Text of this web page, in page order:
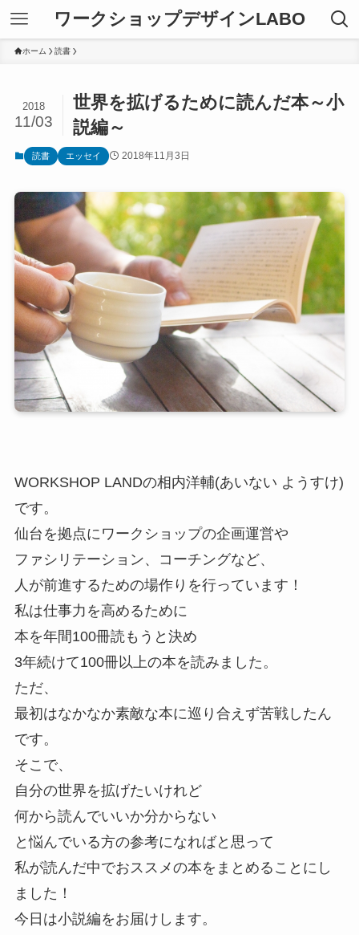
ワークショップデザインLABO
ホーム 読書
世界を拡げるために読んだ本～小
説編～
2018
11/03
読書 エッセイ 2018年11月3日
WORKSHOP LANDの相内洋輔(あいない ようすけ)
です。
仙台を拠点にワークショップの企画運営や
ファシリテーション、コーチングなど、
人が前進するための場作りを行っています！
私は仕事力を高めるために
本を年間100冊読もうと決め
3年続けて100冊以上の本を読みました。
ただ、
最初はなかなか素敵な本に巡り合えず苦戦したん
です。
そこで、
自分の世界を拡げたいけれど
何から読んでいいか分からない
と悩んでいる方の参考になればと思って
私が読んだ中でおススメの本をまとめることにし
ました！
今日は小説編をお届けします。